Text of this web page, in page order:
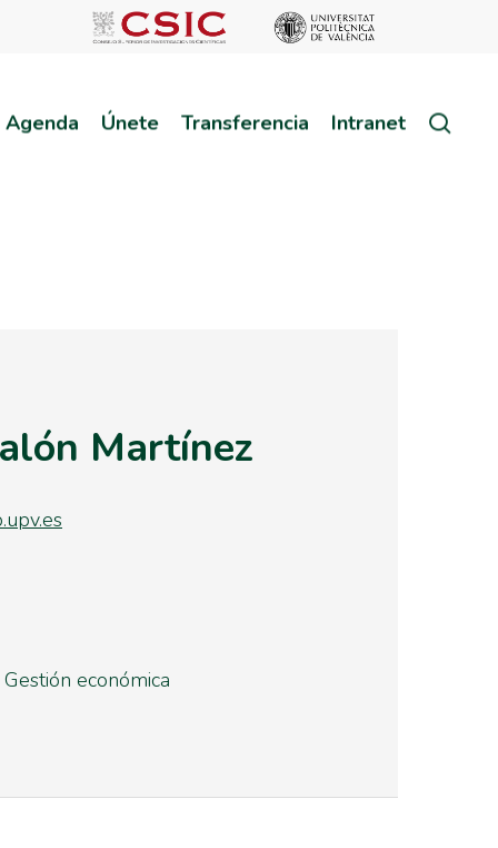
Agenda Únete Transferencia Intranet
Martínez
económica